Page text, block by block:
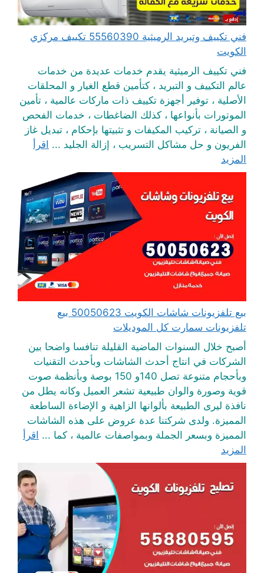
فني تكييف وتبريد الرميثية 55560390 تكييف مركزي
الكويت
فني تكييف الرميثية يقدم خدمات عديدة من خدمات
عالم التكييف و التبريد ، كتأمين قطع الغيار و المحلقات
الأصلية ، توفير أجهزة تكييف ذات ماركات عالمية ، تأمين
الموتورات بأنواعها ، كذلك الضاغطات ، خدمات الفحص
و الصيانة ، تركيب المكيفات و تثبيتها بإحكام ، تبديل غاز
الفريون و حل مشاكل التسريب ، إزالة الجليد ... اقرأ
المزيد
بيع تلفزيونات شاشات الكويت 50050623 بيع
تلفزيونات سمارت كل الموديلات
أصبح خلال السنوات الماضية القليلة تنافسا واضحا بين
الشركات في انتاج أحدث الشاشات وبأحدث التقنيات
وبأحجام متنوعة تصل 140و 150 بوصة وبأنظمة صوت
قوية وصورة والوان طبيعية تشعر العميل وكانه يطل من
نافذة ليرى الطبيعة بألوانها الزاهية و الإضاءة الساطعة
المميزة. ولدى شركتنا عدة عروض على هذه الشاشات
المميزة وبسعر الجملة وبمواصفات عالمية ، كما ... اقرأ
المزيد